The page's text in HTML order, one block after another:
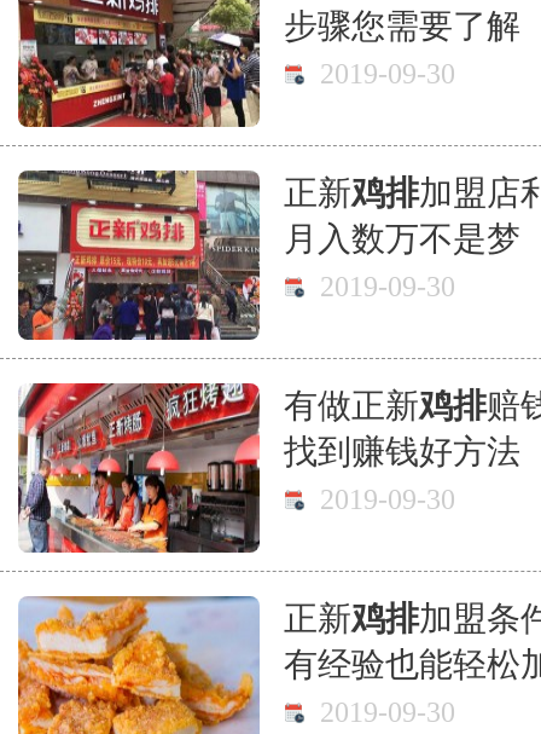
步骤您需要了解
2019-09-30
正新鸡排加盟店
月入数万不是梦
2019-09-30
有做正新鸡排赔
找到赚钱好方法
2019-09-30
正新鸡排加盟条
有经验也能轻松
2019-09-30